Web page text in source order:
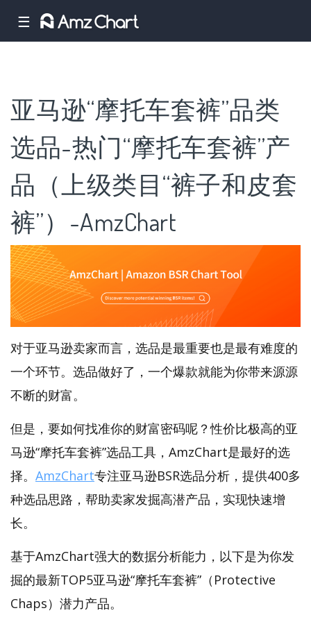
☰
亚马逊“摩托车套裤”品类
选品-热门“摩托车套裤”产
品（上级类目“裤子和皮套
裤”）-AmzChart
对于亚马逊卖家而言，选品是最重要也是最有难度的
一个环节。选品做好了，一个爆款就能为你带来源源
不断的财富。
但是，要如何找准你的财富密码呢？性价比极高的亚
马逊“摩托车套裤”选品工具，AmzChart是最好的选
择。 AmzChart专注亚马逊BSR选品分析，提供400多
种选品思路，帮助卖家发掘高潜产品，实现快速增
长。
基于AmzChart强大的数据分析能力，以下是为你发
掘的最新TOP5亚马逊“摩托车套裤”（Protective
Chaps）潜力产品。